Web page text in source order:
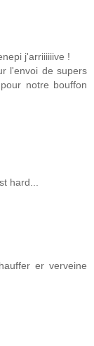
j'arriiiiiive !
l'envoi de supers
notre bouffon
hard...
er verveine